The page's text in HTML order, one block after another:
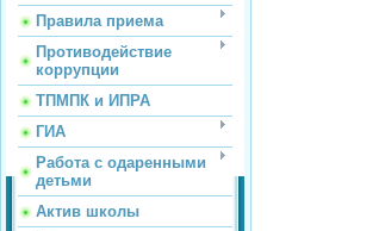
Правила приема
Противодействие
коррупции
ТПМПК и ИПРА
ГИА
Работа с одаренными
детьми
Актив школы